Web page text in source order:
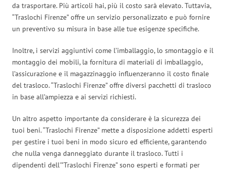
da trasportare. Più articoli hai, più il costo sarà elevato. Tuttavia,
“Traslochi Firenze” offre un servizio personalizzato e può fornire
un preventivo su misura in base alle tue esigenze specifiche.
Inoltre, i servizi aggiuntivi come l’imballaggio, lo smontaggio e il
montaggio dei mobili, la fornitura di materiali di imballaggio,
l’assicurazione e il magazzinaggio influenzeranno il costo finale
del trasloco. “Traslochi Firenze” offre diversi pacchetti di trasloco
in base all’ampiezza e ai servizi richiesti.
Un altro aspetto importante da considerare è la sicurezza dei
tuoi beni. “Traslochi Firenze” mette a disposizione addetti esperti
per gestire i tuoi beni in modo sicuro ed efficiente, garantendo
che nulla venga danneggiato durante il trasloco. Tutti i
dipendenti dell'”Traslochi Firenze” sono esperti e formati per